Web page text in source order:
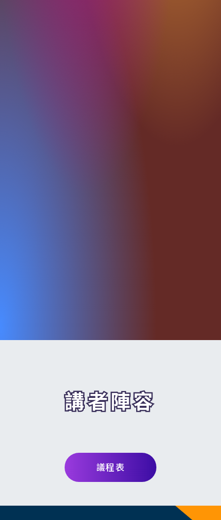
講者陣容
議程表